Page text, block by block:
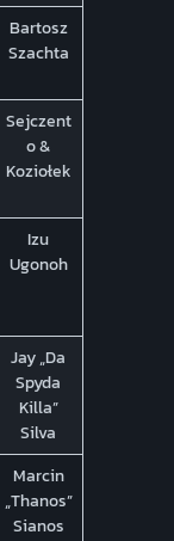
Bartosz
Szachta
Sejczent
o &
Koziołek
Izu
Ugonoh
Jay „Da
Spyda
Killa”
Silva
Marcin
„Thanos”
Sianos